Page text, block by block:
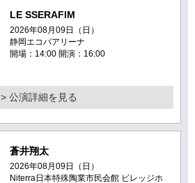
LE SSERAFIM
2026年08月09日（日）
静岡エコパアリーナ
開場：14:00 開演：16:00
> 公演詳細を見る
蒼井翔太
2026年08月09日（日）
Niterra日本特殊陶業市民会館 ビレッジホ